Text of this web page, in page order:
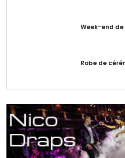
Week-end
Robe de